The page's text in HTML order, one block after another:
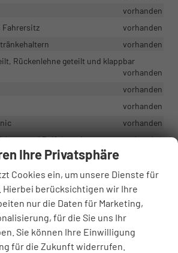
vorhanden
Fahrersitz
vorhanden
vorhanden
Rückenlehne geteilt und klappbar
vorhanden
vorhanden
vorhanden
vorhanden
und Beifahrersitz
vorhanden
Vordersitzen
vorhanden
vorhanden
der Vordersitze
vorhanden
Lenkrad
vorhanden
mit schwarzem Himmel
vorhanden
Ihre Privatsphäre
Cookies ein, um unsere Dienste für
berücksichtigen wir Ihre
nur die Daten für Marketing,
für die Sie uns Ihr
Sie können Ihre Einwilligung
für die Zukunft widerrufen.